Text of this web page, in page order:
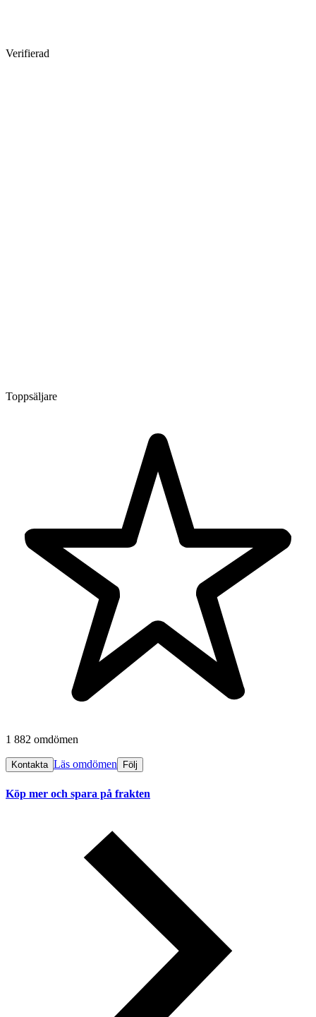
Verifierad
Toppsäljare
1 882 omdömen
Kontakta Läs omdömen Följ
Köp mer och spara på frakten